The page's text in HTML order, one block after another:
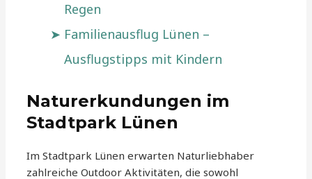
Regen
Familienausflug Lünen –
Ausflugstipps mit Kindern
Naturerkundungen im
Stadtpark Lünen
Im Stadtpark Lünen erwarten Naturliebhaber
zahlreiche Outdoor Aktivitäten, die sowohl